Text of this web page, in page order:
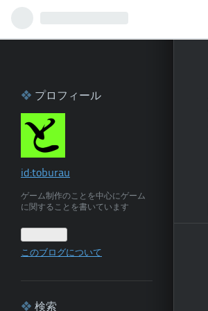
プロフィール
id:toburau
ゲーム制作のことを中心にゲーム
に関することを書いています
このブログについて
検索